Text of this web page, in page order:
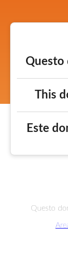
Questo
This
Este
Questo